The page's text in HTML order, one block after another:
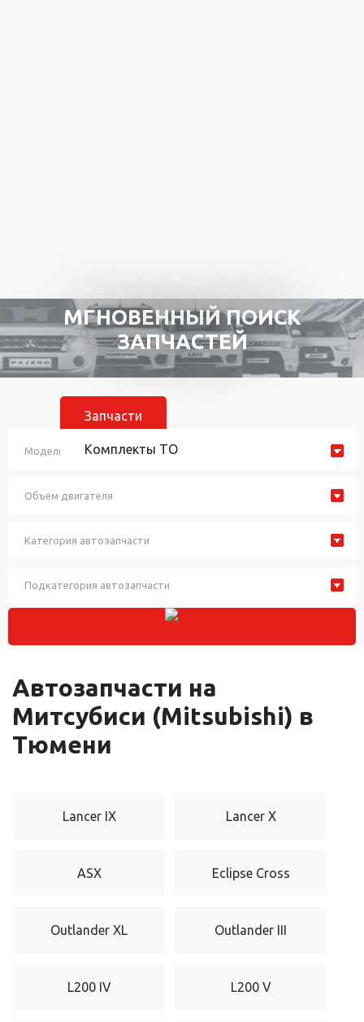
МГНОВЕННЫЙ ПОИСК
ЗАПЧАСТЕЙ
Запчасти
Комплекты ТО
Модель автомобиля
Объем двигателя
Категория автозапчасти
Подкатегория автозапчасти
Автозапчасти на
Митсубиси (Mitsubishi) в
Тюмени
Lancer IX Lancer X
ASX Eclipse Cross
Outlander XL Outlander III
L200 IV L200 V